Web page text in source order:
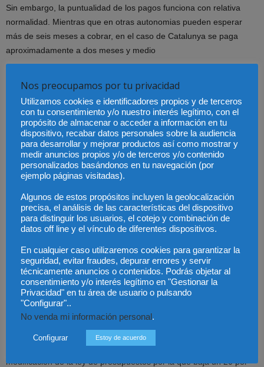
Sin embargo, la puntualidad de los pagos funciona con relativa
normalidad. Mientras que en otras autonomias pueden esperar
más de seis meses a cobrar, en el caso de Catalunya se paga
aproximadamente a dos meses y medio
llegan a los colegios. «Las ejecuciones hipotecarias, por ejemplo,
han crecido de una manera espectacular. 400 por ciento desde
2008». Además, también las peticiones para tener un abogado de
oficio han crecido, concretamente un 10 por ciento desde 2011.
ParaMiquel Rodriguez, son cifras que se explican fácilmente
«cuando estamos en tiempos de crisis, más gente puede acceder
al turno de oficio, porque hay más personas con menos ingresos, y
obviamente es normal que aumenten las peticiones».
Madrid y el turno de oficio
En el Colegio de Abogados de Madrid hay inscritos 4.830
abogados – sin contar obviamente con aquellos inscritos en Alcalá
de Henares. Es una de las comunidades donde los letrados
soportan mayor retraso. De hecho en este momento, como explica
Marisol Cuevas «no hemos cobrado todavía el cuarto trimestre de
2011». Este retraso ya ha generado numerosas protestas, pero
Cuevas
«lo peor no es esto. Sino que la situación va a
empeorar», y es que esta Comunidad tiene un proyecto de
modificación de la ley de presupuestos por la que baja un 20 por
Nos preocupamos por tu privacidad
Utilizamos cookies e identificadores propios y de terceros
con tu consentimiento y/o nuestro interés legítimo, con el
propósito de almacenar o acceder a información en tu
dispositivo, recabar datos personales sobre la audiencia
para desarrollar y mejorar productos así como mostrar y
medir anuncios propios y/o de terceros y/o contenido
personalizados basándonos en tu navegación (por
ejemplo páginas visitadas).
Algunos de estos propósitos incluyen la geolocalización
precisa, el análisis de las características del dispositivo
para distinguir los usuarios, el cotejo y combinación de
datos off line y el vínculo de diferentes dispositivos.
En cualquier caso utilizaremos cookies para garantizar la
seguridad, evitar fraudes, depurar errores y servir
técnicamente anuncios o contenidos. Podrás objetar al
consentimiento y/o interés legítimo en "Gestionar la
Privacidad" en tu área de usuario o pulsando
"Configurar"..
No venda mi información personal.
Configurar Estoy de acuerdo